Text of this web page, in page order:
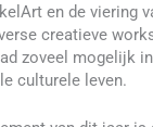
en de viering
creatieve
zoveel mogelijk
culturele leven.